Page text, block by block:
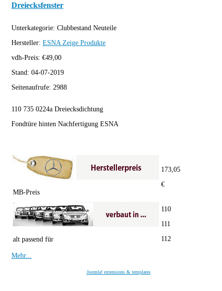
Dreiecksfenster
Unterkategorie: Clubbestand Neuteile
Hersteller: ESNA Zeige Produkte
vdh-Preis: €49,00
Stand: 04-07-2019
Seitenaufrufe: 2988
110 735 0224a Dreiecksdichtung
Fondtüre hinten Nachfertigung ESNA
MB-Preis
173,05
€
alt passend für
110
111
112
Mehr...
Joomla! extensions & templates